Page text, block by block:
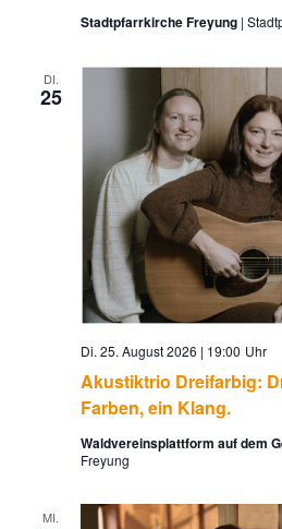
Stadtpfarrkirche Freyung
DI.
25
Akustiktrio Dreifarbig:
Farben, ein Klang.
Di. 25. August 2026 | 19:00
Waldvereinsplattform auf dem
Freyung
MI.